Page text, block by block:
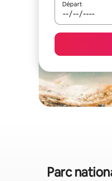
Départ
Parc